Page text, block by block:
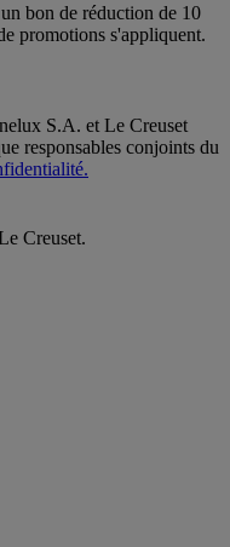
bon de réduction de 10
promotions s'appliquent.
S.A. et Le Creuset
responsables conjoints du
Creuset.